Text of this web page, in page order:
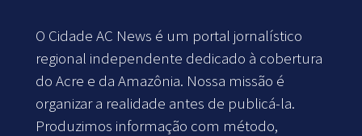
O Cidade AC News é um portal jornalístico
regional independente dedicado à cobertura
do Acre e da Amazônia. Nossa missão é
organizar a realidade antes de publicá-la.
Produzimos informação com método,